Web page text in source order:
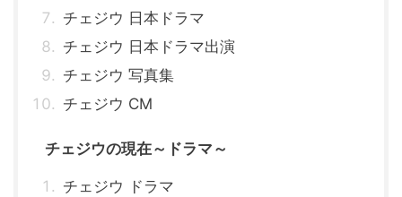
チェジウ 日本ドラマ
チェジウ 日本ドラマ出演
チェジウ 写真集
チェジウ CM
チェジウの現在～ドラマ～
チェジウ ドラマ